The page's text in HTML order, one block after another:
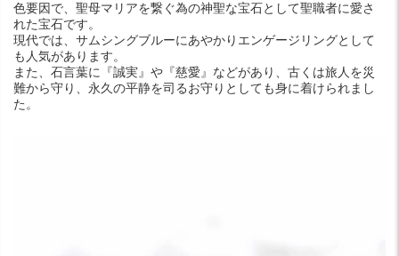
色要因で、聖母マリアを繋ぐ為の神聖な宝石として聖職者に愛さ
れた宝石です。
現代では、サムシングブルーにあやかりエンゲージリングとして
も人気があります。
また、石言葉に『誠実』や『慈愛』などがあり、古くは旅人を災
難から守り、永久の平静を司るお守りとしても身に着けられまし
た。